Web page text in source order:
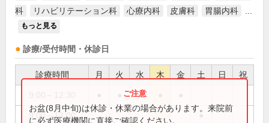
科
リハビリテーション科 心療内科 皮膚科 胃腸内科
もっと見る
診療/受付時間・休診日
診療時間 月 火 水 木 金 土 日 祝
●
9:00～13:00 ●
お盆(8月中旬)は休診・休業の場合があります。来院前
に必ず医療機関に直接ご確認ください。